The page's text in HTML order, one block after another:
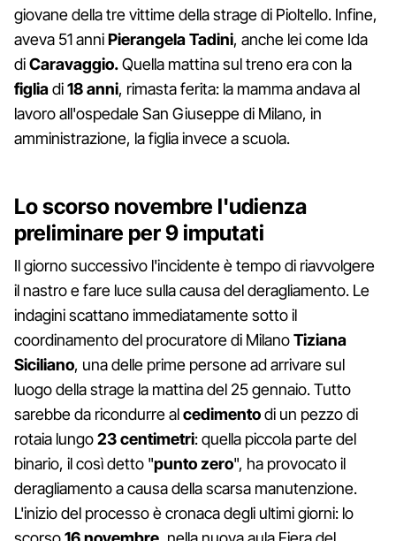
giovane della tre vittime della strage di Pioltello. Infine,
aveva 51 anniPierangela Tadini, anche lei come Ida
diCaravaggio.Quella mattina sul treno era con la
figliadi18 anni, rimasta ferita: la mamma andava al
lavoro all'ospedale San Giuseppe di Milano, in
amministrazione, la figlia invece a scuola.
Lo scorso novembre l'udienza
preliminare per 9 imputati
Il giorno successivo l'incidente è tempo di riavvolgere
il nastro e fare luce sulla causa del deragliamento. Le
indagini scattano immediatamente sotto il
coordinamento del procuratore di MilanoTiziana
Siciliano, una delle prime persone ad arrivare sul
luogo della strage la mattina del 25 gennaio. Tutto
sarebbe da ricondurre alcedimentodi un pezzo di
rotaia lungo23 centimetri: quella piccola parte del
binario, il così detto "punto zero", ha provocato il
deragliamento a causa della scarsa manutenzione.
L'inizio del processo è cronaca degli ultimi giorni: lo